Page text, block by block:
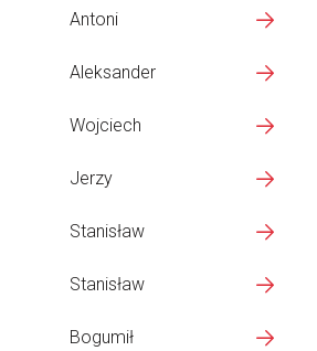
Antoni
Aleksander
Wojciech
Jerzy
Stanisław
Stanisław
Bogumił